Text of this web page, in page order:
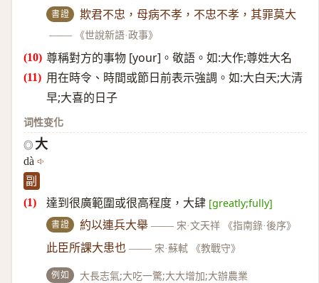
書證
欺君不忠，母病不孝，不忠不孝，其罪莫大
——
《世說新語·政事》
尊稱對方的事物 [your]。敬語。如:大作;尊姓大名
用在時令、時間或節日前表示強調。如:大白天;大清
早;大喜的日子
词性变化
◎ 大
dà
副
達到很廣範圍或很高程度，大肆 [greatly;fully]
書證 約以連兵大舉 —— 宋·文天祥 《指南錄·後序》
此臣所課大患也 —— 宋·蘇軾 《教戰守》
例如 大長志氣;大吃一驚;大大增加;大辦農業